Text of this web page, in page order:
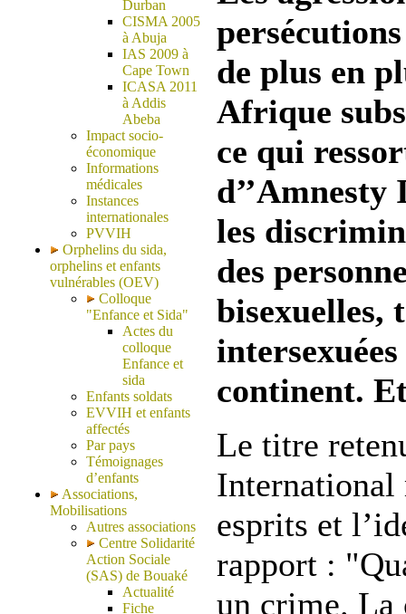
Durban
CISMA 2005
à Abuja
IAS 2009 à
Cape Town
ICASA 2011
à Addis
Abeba
Impact socio-
économique
Informations
médicales
Instances
internationales
PVVIH
Orphelins du sida,
orphelins et enfants
vulnérables (OEV)
Colloque
"Enfance et Sida"
Actes du
colloque
Enfance et
sida
Enfants soldats
EVVIH et enfants
affectés
Par pays
Témoignages
d’enfants
Associations,
Mobilisations
Autres associations
Centre Solidarité
Action Sociale
(SAS) de Bouaké
Actualité
Fiche
de plus en
Afrique
ce qui
les
des
bisexuelles,
continent.
Le titre
International
esprits et
rapport :
un crime. La